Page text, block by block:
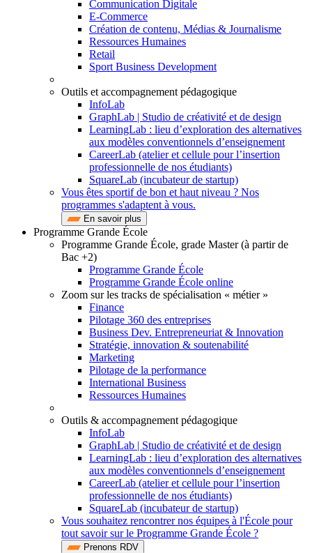
Communication Digitale
E-Commerce
Création de contenu, Médias & Journalisme
Ressources Humaines
Retail
Sport Business Development
Outils et accompagnement pédagogique
InfoLab
GraphLab | Studio de créativité et de design
LearningLab : lieu d’exploration des alternatives
aux modèles conventionnels d’enseignement
CareerLab (atelier et cellule pour l’insertion
professionnelle de nos étudiants)
SquareLab (incubateur de startup)
Vous êtes sportif de bon et haut niveau ? Nos
programmes s'adaptent à vous.
En savoir plus
Programme Grande École
Programme Grande École, grade Master (à partir de
Bac +2)
Programme Grande École
Programme Grande École online
Zoom sur les tracks de spécialisation « métier »
Finance
Pilotage 360 des entreprises
Business Dev. Entrepreneuriat & Innovation
Stratégie, innovation & soutenabilité
Marketing
Pilotage de la performance
International Business
Ressources Humaines
Outils & accompagnement pédagogique
InfoLab
GraphLab | Studio de créativité et de design
LearningLab : lieu d’exploration des alternatives
aux modèles conventionnels d’enseignement
CareerLab (atelier et cellule pour l’insertion
professionnelle de nos étudiants)
SquareLab (incubateur de startup)
Vous souhaitez rencontrer nos équipes à l'École pour
tout savoir sur le Programme Grande École ?
Prenons RDV